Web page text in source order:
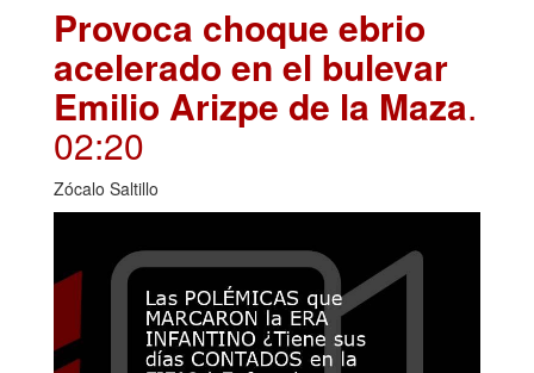
Provoca choque ebrio
acelerado en el bulevar
Emilio Arizpe de la Maza.
02:20
Zócalo Saltillo